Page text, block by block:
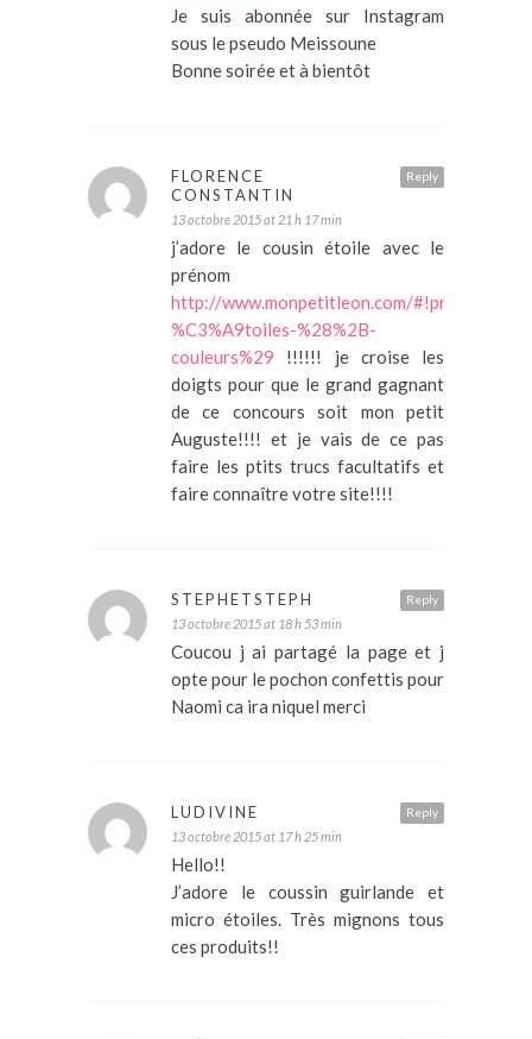
Je suis abonnée sur Instagram
sous le pseudo Meissoune
Bonne soirée et à bientôt
Reply
FLORENCE
CONSTANTIN
13 octobre 2015 at 21 h 17 min
j’adore le cousin étoile avec le
prénom
http://www.monpetitleon.com/#!product/
%C3%A9toiles-%28%2B-
couleurs%29 !!!!!! je croise les
doigts pour que le grand gagnant
de ce concours soit mon petit
Auguste!!!! et je vais de ce pas
faire les ptits trucs facultatifs et
faire connaître votre site!!!!
Reply
STEPHETSTEPH
13 octobre 2015 at 18 h 53 min
Coucou j ai partagé la page et j
opte pour le pochon confettis pour
Naomi ca ira niquel merci
Reply
LUDIVINE
13 octobre 2015 at 17 h 25 min
Hello!!
J’adore le coussin guirlande et
micro étoiles. Très mignons tous
ces produits!!